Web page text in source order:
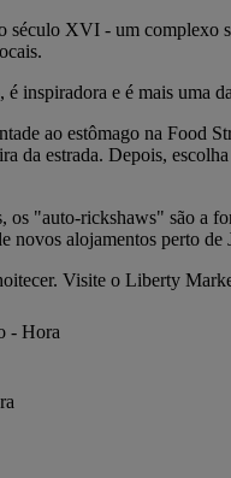
século XVI - um complexo
inspiradora e é mais uma
ao estômago na Food
da estrada. Depois,
os "auto-rickshaws" são a
novos alojamentos perto
Visite o Liberty
- Hora